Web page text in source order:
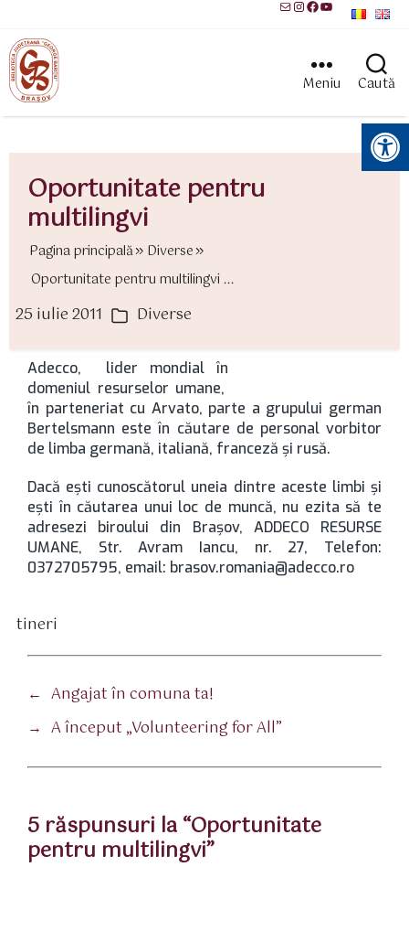
MailInstagram
Facebook
YouTube
Meniu Caută
Instrumente pentru accesibilitate
Oportunitate pentru
multilingvi
Pagina principală
Diverse
Oportunitate pentru multilingvi ...
25 iulie 2011 Categorii
Diverse
Adecco, lider mondial în
domeniul resurselor umane,
în parteneriat cu Arvato, parte a grupului german
Bertelsmann este în căutare de personal vorbitor
de limba germană, italiană, franceză şi rusă.
Dacă eşti cunoscătorul uneia dintre aceste limbi şi
eşti în căutarea unui loc de muncă, nu ezita să te
adresezi biroului din Braşov, ADDECO RESURSE
UMANE, Str. Avram Iancu, nr. 27, Telefon:
0372705795, email: brasov.romania@adecco.ro
tineri
← Angajat în comuna ta!
→ A început „Volunteering for All”
5 răspunsuri la “Oportunitate
pentru multilingvi”